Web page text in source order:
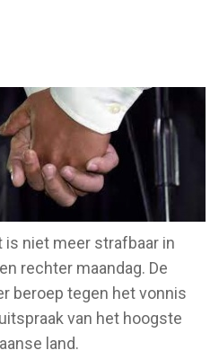
niet meer strafbaar in
rechter maandag. De
beroep tegen het vonnis
van het hoogste
land.